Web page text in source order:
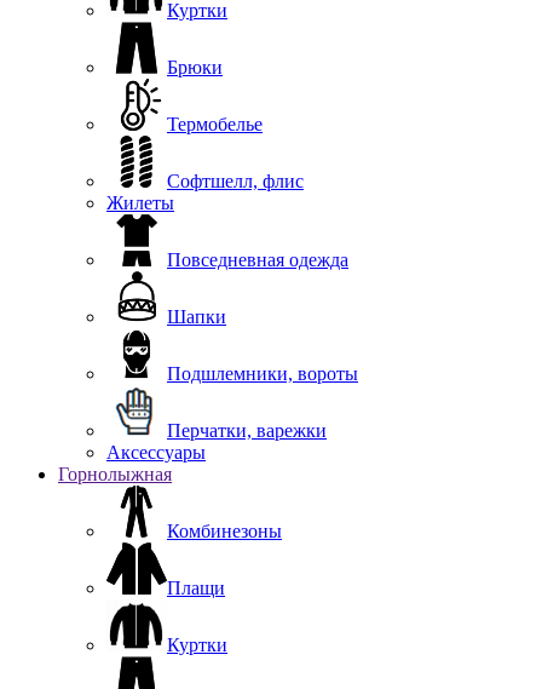
Куртки
Брюки
Термобелье
Софтшелл, флис
Жилеты
Повседневная одежда
Шапки
Подшлемники, вороты
Перчатки, варежки
Аксессуары
Горнолыжная
Комбинезоны
Плащи
Куртки